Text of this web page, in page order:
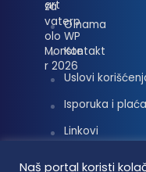
O nama
Kontakt
Uslovi
Isporuka i
Linkovi
Naš portal koristi